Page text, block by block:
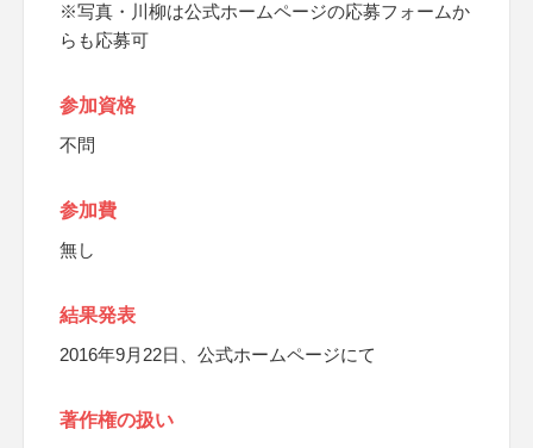
※写真・川柳は公式ホームページの応募フォームか
らも応募可
参加資格
不問
参加費
無し
結果発表
2016年9月22日、公式ホームページにて
著作権の扱い